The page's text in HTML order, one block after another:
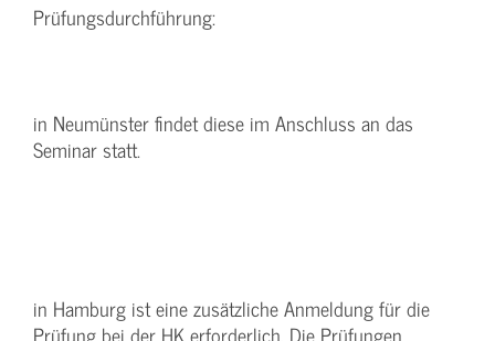
Prüfungsdurchführung:
in Neumünster findet diese im Anschluss an das
Seminar statt.
in Hamburg ist eine zusätzliche Anmeldung für die